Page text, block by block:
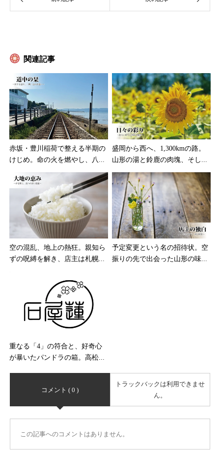
関連記事
赤坂・豊川稲荷で整える半期の
けじめ。命の火を燃やし、八...
盛岡から西へ、1,300kmの路。
山形の湯と鈴鹿の肉塊、そし...
空の混乱、地上の熱狂。親知ら
ずの呪縛を解き、店主は札幌...
予定変更という名の招待状。空
振りの先で出会った山形の味...
重なる「4」の符合と、好奇心
が暴いたパンドラの箱。高松...
コメント ( 0 )
トラックバックは利用できませ
ん。
この記事へのコメントはありません。